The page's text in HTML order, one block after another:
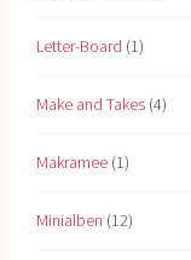
Letter-Board (1)
Make and Takes (4)
Makramee (1)
Minialben (12)